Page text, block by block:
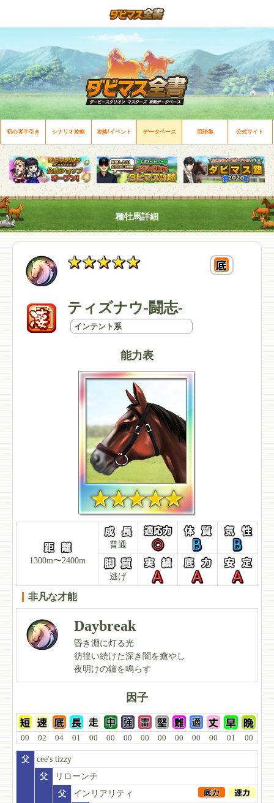
初心者手引き シナリオ攻略 攻略/イベント データベース 用語集 公式サイト
種牡馬詳細
ティズナウ-闘志-
インテント系
能力表
1300m〜2400m
普通
逃げ
非凡な才能
Daybreak
昏き淵に灯る光
彷徨い続けた深き闇を癒やし
夜明けの鐘を鳴らす
因子
00 02 04 01 00 00 00 00 00 00 00 00 01 00
父
cee's tizzy
父
リローンチ
父
インリアリティ